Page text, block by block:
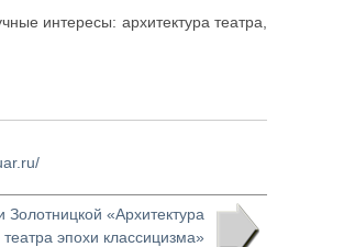
интересы: архитектура театра,
Золотницкой «Архитектура
театра эпохи классицизма»